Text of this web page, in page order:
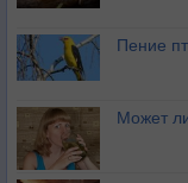
Пение
Может